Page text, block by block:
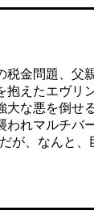
金問題、父
えたエヴリ
大な悪を倒
われマルチバ
が、なんと